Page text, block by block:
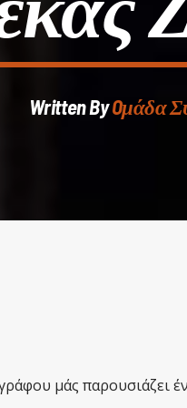
Written ByOμάδα
μάς παρουσιάζει